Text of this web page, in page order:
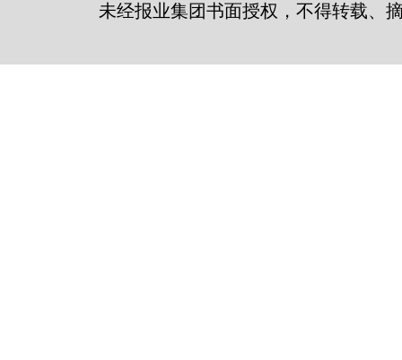
未经报业集团书面授权，不得转载、